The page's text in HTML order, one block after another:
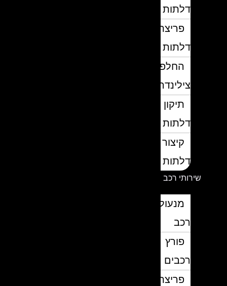
דלתות
פריצת
דלתות
החלפת
צילינדרים
תיקון
דלתות
קיצור
דלתות
שירותי רכב
מנעולן
פורץ
רכבים
פריצת